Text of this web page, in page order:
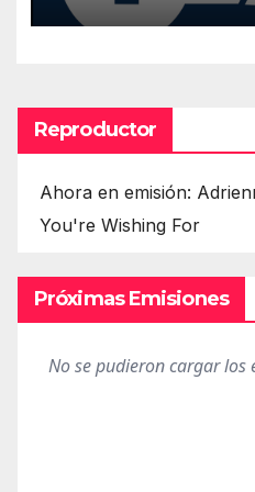
Reproductor
Ahora en emisión:
You're Wishing For
Próximas Emisiones